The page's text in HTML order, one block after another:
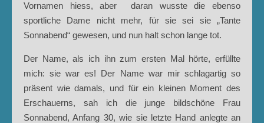
Vornamen hiess, aber daran wusste die ebenso
sportliche Dame nicht mehr, für sie sei sie „Tante
Sonnabend“ gewesen, und nun halt schon lange tot.
Der Name, als ich ihn zum ersten Mal hörte, erfüllte
mich: sie war es! Der Name war mir schlagartig so
präsent wie damals, und für ein kleinen Moment des
Erschauerns, sah ich die junge bildschöne Frau
Sonnabend, Anfang 30, wie sie letzte Hand anlegte an